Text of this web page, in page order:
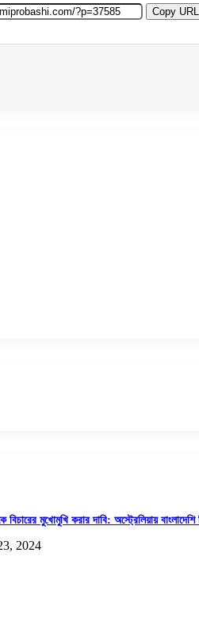
Copy URL
বিচারের মুখোমুখি করার দাবি: অস্ট্রেলিয়ায় বাংলাদেশি
2024